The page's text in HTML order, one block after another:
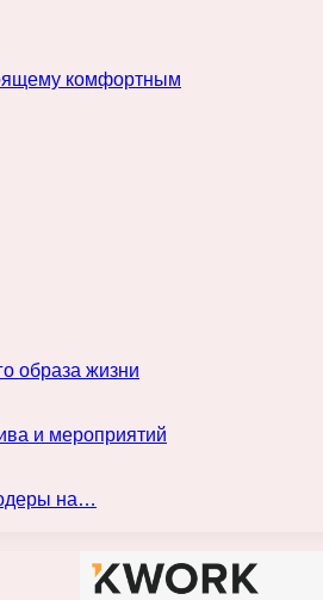
комфортным
образа жизни
и мероприятий
на…